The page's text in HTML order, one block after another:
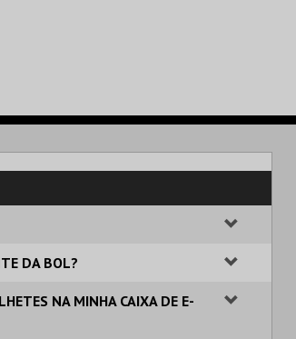
DA BOL?
NA MINHA CAIXA DE E-